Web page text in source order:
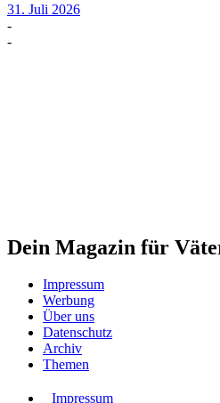
31. Juli 2026
-
-
Dein Magazin für
Impressum
Werbung
Über uns
Datenschutz
Archiv
Themen
Impressum